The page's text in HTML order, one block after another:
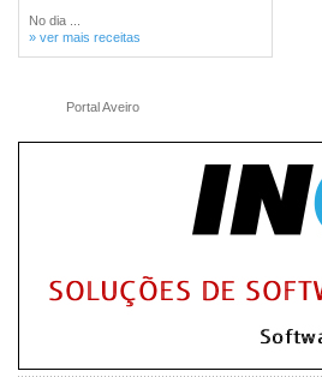
No dia ...
» ver mais receitas
Portal Aveiro